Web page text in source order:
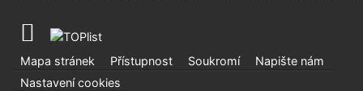
Mapa stránek Přístupnost Soukromí
Napište nám
Nastavení cookies